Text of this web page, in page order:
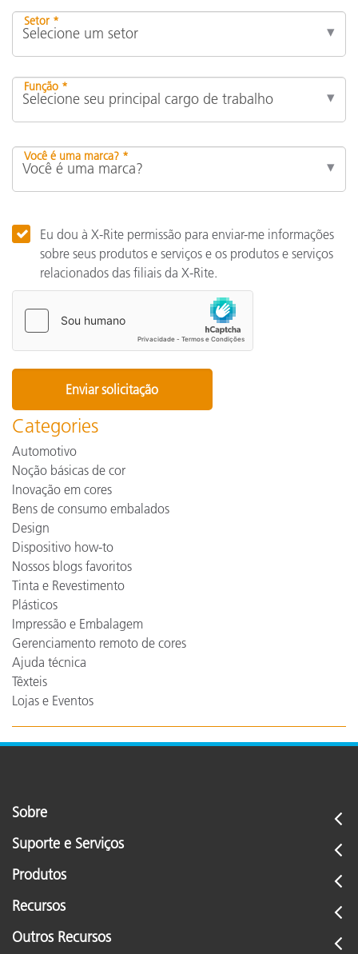
Setor *
Função *
Você é uma marca? *
Eu dou à X-Rite permissão para enviar-me informações
sobre seus produtos e serviços e os produtos e serviços
relacionados das filiais da X-Rite.
Categories
Automotivo
Noção básicas de cor
Inovação em cores
Bens de consumo embalados
Design
Dispositivo how-to
Nossos blogs favoritos
Tinta e Revestimento
Plásticos
Impressão e Embalagem
Gerenciamento remoto de cores
Ajuda técnica
Têxteis
Lojas e Eventos
Sobre
Suporte e Serviços
Produtos
Recursos
Outros Recursos